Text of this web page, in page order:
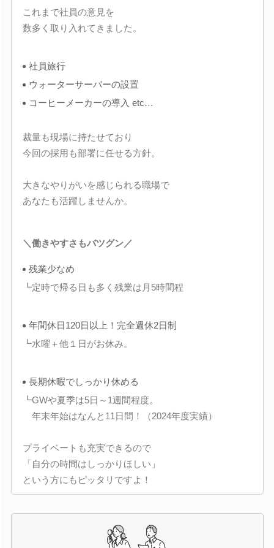
これまで社員の意見を
数多く取り入れてきました。
社員旅行
ウォーターサーバーの設置
コーヒーメーカーの導入 etc…
裁量も現場に持たせており
今回の採用も部署に任せる方針。
大きなやりがいを感じられる職場で
あなたも活躍しませんか。
＼働きやすさもバツグン／
残業少なめ
┗定時で帰る日も多く残業は月5時間程
年間休日120日以上！完全週休2日制
┗水曜＋他１日がお休み。
長期休暇でしっかり休める
┗GWや夏季は5日～1週間程度。
年末年始はなんと11日間！（2024年度実績）
プライベートも充実できるので
「自分の時間はしっかりほしい」
という方にもピッタリですよ！